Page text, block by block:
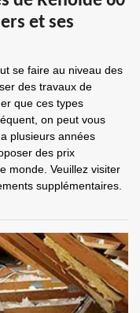
et ses
se faire au niveau des
des travaux de
que ces types
on peut vous
plusieurs années
des prix
monde. Veuillez visiter
supplémentaires.